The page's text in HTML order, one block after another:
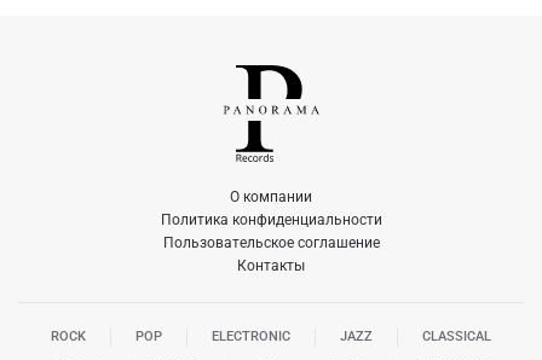
О компании
Политика конфиденциальности
Пользовательское соглашение
Контакты
ROCK POP ELECTRONIC JAZZ CLASSICAL